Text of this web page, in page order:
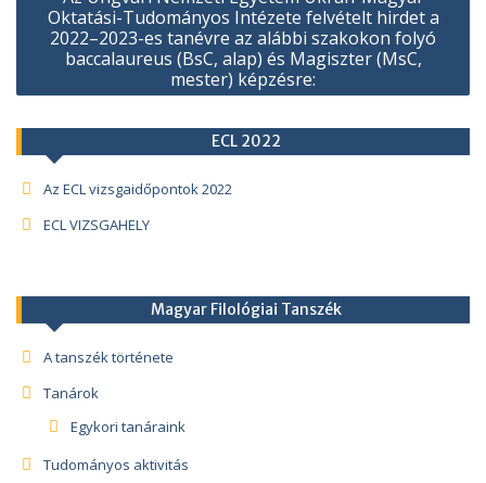
Oktatási-Tudományos Intézete felvételt hirdet a
2022–2023-es tanévre az alábbi szakokon folyó
baccalaureus (BsC, alap) és Magiszter (MsC,
mester) képzésre:
ECL 2022
Az ECL vizsgaidőpontok 2022
ECL VIZSGAHELY
Magyar Filológiai Tanszék
A tanszék története
Tanárok
Egykori tanáraink
Tudományos aktivitás